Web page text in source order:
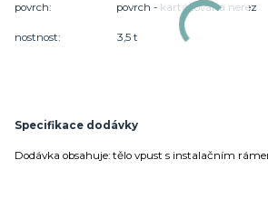
povrch: povrch - kartáčovaná nerez
nostnost: 3,5 t
Specifikace dodávky
Dodávka obsahuje: tělo vpust s instalačním